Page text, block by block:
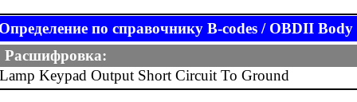
по справочнику B-codes / OBDII Body
Расшифровка:
Lamp Keypad Output Short Circuit To Ground